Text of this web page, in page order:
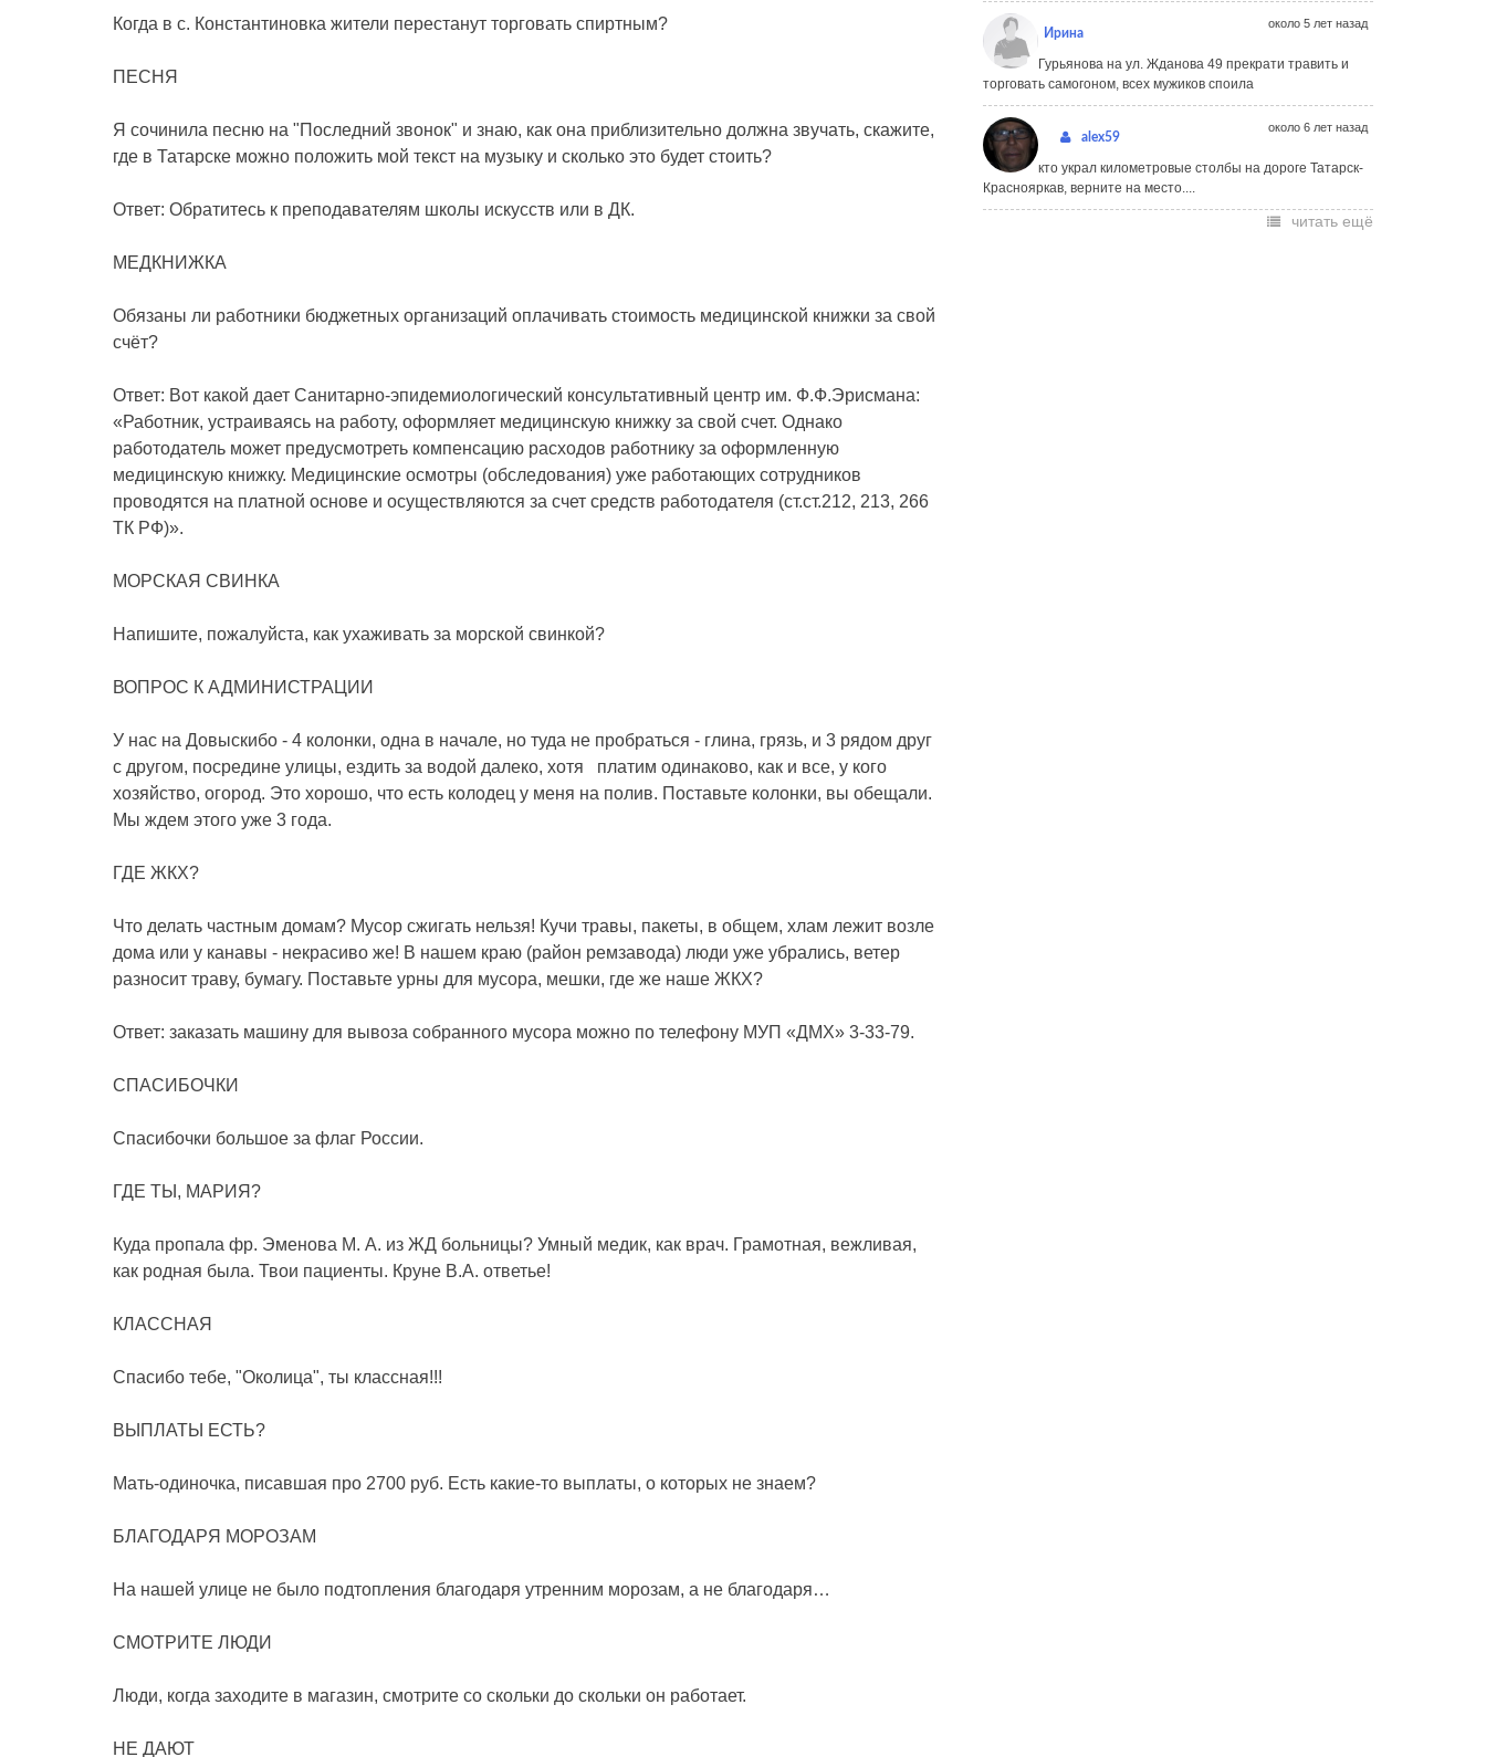
Когда в с. Константиновка жители перестанут торговать спиртным?
ПЕСНЯ
Я сочинила песню на "Последний звонок" и знаю, как она приблизительно должна звучать, скажите,
где в Татарске можно положить мой текст на музыку и сколько это будет стоить?
Ответ: Обратитесь к преподавателям школы искусств или в ДК.
МЕДКНИЖКА
Обязаны ли работники бюджетных организаций оплачивать стоимость медицинской книжки за свой
счёт?
Ответ: Вот какой дает Санитарно-эпидемиологический консультативный центр им. Ф.Ф.Эрисмана:
«Работник, устраиваясь на работу, оформляет медицинскую книжку за свой счет. Однако
работодатель может предусмотреть компенсацию расходов работнику за оформленную
медицинскую книжку. Медицинские осмотры (обследования) уже работающих сотрудников
проводятся на платной основе и осуществляются за счет средств работодателя (ст.ст.212, 213, 266
ТК РФ)».
МОРСКАЯ СВИНКА
Напишите, пожалуйста, как ухаживать за морской свинкой?
ВОПРОС К АДМИНИСТРАЦИИ
У нас на Довыскибо - 4 колонки, одна в начале, но туда не пробраться - глина, грязь, и 3 рядом друг
с другом, посредине улицы, ездить за водой далеко, хотя
платим одинаково, как и все, у кого
хозяйство, огород. Это хорошо, что есть колодец у меня на полив. Поставьте колонки, вы обещали.
Мы ждем этого уже 3 года.
ГДЕ ЖКХ?
Что делать частным домам? Мусор сжигать нельзя! Кучи травы, пакеты, в общем, хлам лежит возле
дома или у канавы - некрасиво же! В нашем краю (район ремзавода) люди уже убрались, ветер
разносит траву, бумагу. Поставьте урны для мусора, мешки, где же наше ЖКХ?
Ответ: заказать машину для вывоза собранного мусора можно по телефону МУП «ДМХ» 3-33-79.
СПАСИБОЧКИ
Спасибочки большое за флаг России.
ГДЕ ТЫ, МАРИЯ?
Куда пропала фр. Эменова М. А. из ЖД больницы? Умный медик, как врач. Грамотная, вежливая,
как родная была. Твои пациенты. Круне В.А. ответье!
КЛАССНАЯ
Спасибо тебе, "Околица", ты классная!!!
ВЫПЛАТЫ ЕСТЬ?
Мать-одиночка, писавшая про 2700 руб. Есть какие-то выплаты, о которых не знаем?
БЛАГОДАРЯ МОРОЗАМ
На нашей улице не было подтопления благодаря утренним морозам, а не благодаря…
СМОТРИТЕ ЛЮДИ
Люди, когда заходите в магазин, смотрите со скольки до скольки он работает.
НЕ ДАЮТ
Ирина
около 5 лет назад
Гурьянова на ул. Жданова 49 прекрати травить и
торговать самогоном, всех мужиков споила
alex59
около 6 лет назад
кто украл километровые столбы на дороге Татарск-
Краснояркав, верните на место....
читать ещё